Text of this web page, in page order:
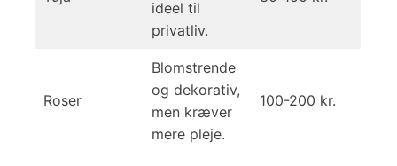
ideel til
privatliv.
Roser
Blomstrende
og dekorativ,
men kræver
mere pleje.
100-200 kr.